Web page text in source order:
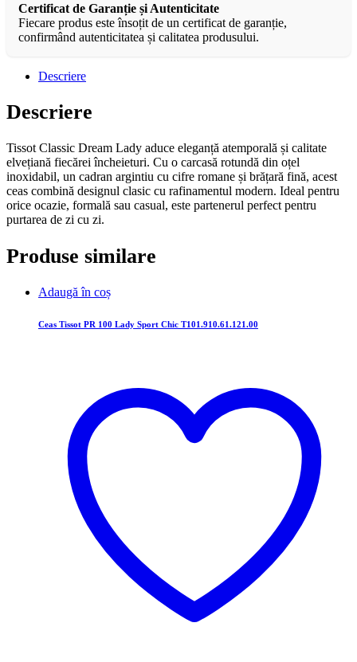
Certificat de Garanție și Autenticitate
Fiecare produs este însoțit de un certificat de garanție,
confirmând autenticitatea și calitatea produsului.
Descriere
Descriere
Tissot Classic Dream Lady aduce eleganță atemporală și calitate
elvețiană fiecărei încheieturi. Cu o carcasă rotundă din oțel
inoxidabil, un cadran argintiu cu cifre romane și brățară fină, acest
ceas combină designul clasic cu rafinamentul modern. Ideal pentru
orice ocazie, formală sau casual, este partenerul perfect pentru
purtarea de zi cu zi.
Produse similare
Adaugă în coș
Ceas Tissot PR 100 Lady Sport Chic T101.910.61.121.00